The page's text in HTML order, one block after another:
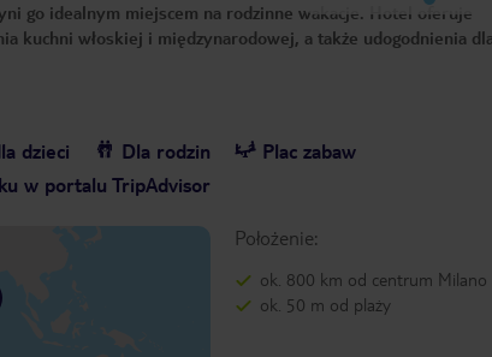
go idealnym miejscem na rodzinne wakacje. Hotel oferuje
kuchni włoskiej i międzynarodowej, a także udogodnienia
dzieci Dla rodzin
Plac zabaw
w portalu TripAdvisor
Położenie:
ok. 800 km od centrum
ok. 50 m od plaży